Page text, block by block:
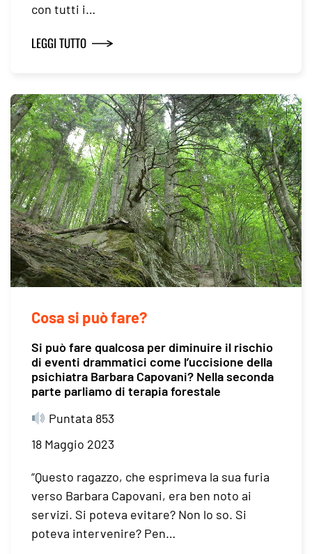
con tutti i…
LEGGI TUTTO
Cosa si può fare?
Si può fare qualcosa per diminuire il rischio
di eventi drammatici come l’uccisione della
psichiatra Barbara Capovani? Nella seconda
parte parliamo di terapia forestale
Puntata 853
18 Maggio 2023
“Questo ragazzo, che esprimeva la sua furia
verso Barbara Capovani, era ben noto ai
servizi. Si poteva evitare? Non lo so. Si
poteva intervenire? Pen…